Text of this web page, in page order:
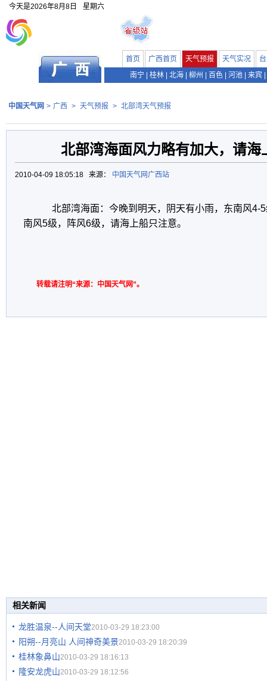
今天是2026年8月8日 星期六
首页 广西首页 天气预报 天气实况
南宁
桂林 北海 柳州 百色 河池 来宾
中国天气网 > 广西 > 天气预报 > 北部湾天气预报
北部湾海面风力略有加大，请海
2010-04-09 18:05:18 来源： 中国天气网广西站
北部湾海面：今晚到明天，阴天有小雨，东南风4-
南风5级，阵风6级，请海上船只注意。
转载请注明“来源：中国天气网”。
相关新闻
龙胜温泉--人间天堂2010-03-29 18:23:00
阳朔--月亮山 人间神奇美景2010-03-29 18:20:39
桂林象鼻山2010-03-29 18:16:13
隆安龙虎山2010-03-29 18:12:56